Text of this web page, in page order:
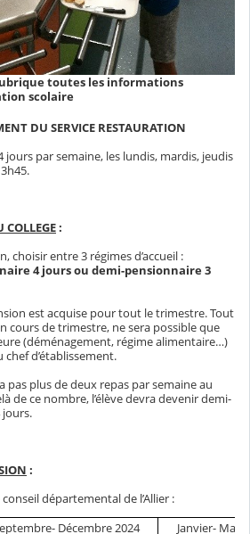
toutes les informations
scolaire
DU SERVICE RESTAURATION
par semaine, les lundis, mardis, jeudis
COLLEGE:
choisir entre 3 régimes d’accueil :
4 jours ou demi-pensionnaire 3
est acquise pour tout le trimestre. Tout
cours de trimestre, ne sera possible que
(déménagement, régime alimentaire…)
d’établissement.
pas plus de deux repas par semaine au
de ce nombre, l’élève devra devenir demi-
jours.
:
départemental de l’Allier :
Décembre 2024
Janvier- Mars